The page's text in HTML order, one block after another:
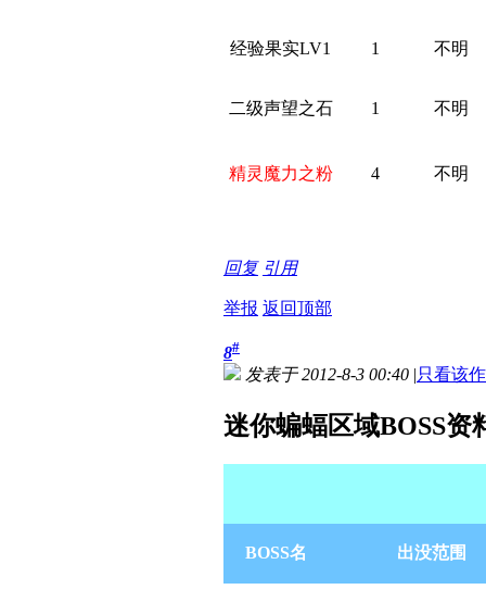
经验果实LV1 1 不明
二级声望之石 1 不明
精灵魔力之粉 4 不明
回复 引用
举报 返回顶部
8#
发表于 2012-8-3 00:40 |只看该
迷你蝙蝠区域BOSS资
BOSS名 出没范围